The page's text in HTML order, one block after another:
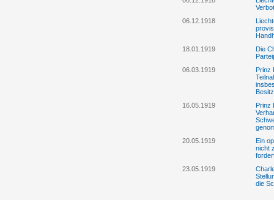
06.12.1918
18.01.1919
Die
06.03.1919
Prinz
16.05.1919
Prinz
20.05.1919
Ein
nicht
23.05.1919
die